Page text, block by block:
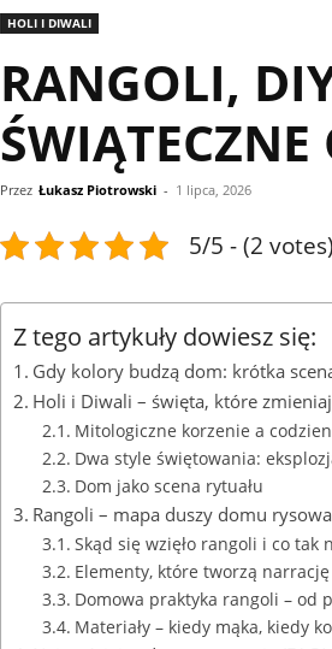
HOLI I DIWALI
RANGOLI,
Przez Łukasz Piotrowski - 1 lipca, 2026
5/5 - (2 votes)
Z tego artykuły dowiesz się:
Gdy kolory budzą dom: krótka
Holi i Diwali – święta, które
Mitologiczne korzenie a
Dwa style świętowania:
Dom jako scena rytuału
Rangoli – mapa duszy domu
Skąd się wzięło rangoli i co tak
Elementy, które tworzą
Domowa praktyka rangoli – od
Materiały – kiedy mąka, kiedy